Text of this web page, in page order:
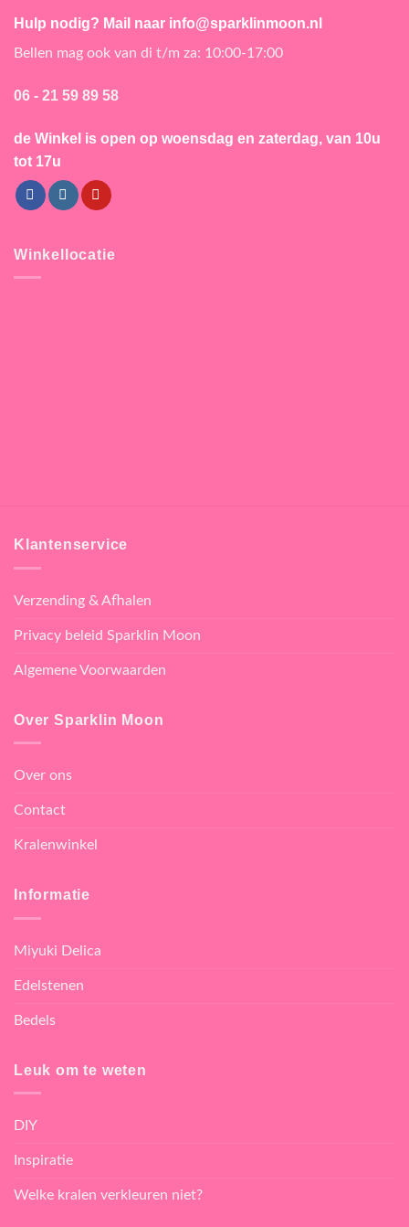
Hulp nodig? Mail naar info@sparklinmoon.nl
Bellen mag ook van di t/m za: 10:00-17:00
06 - 21 59 89 58
de Winkel is open op woensdag en zaterdag, van 10u
tot 17u
Winkellocatie
Klantenservice
Verzending & Afhalen
Privacy beleid Sparklin Moon
Algemene Voorwaarden
Over Sparklin Moon
Over ons
Contact
Kralenwinkel
Informatie
Miyuki Delica
Edelstenen
Bedels
Leuk om te weten
DIY
Inspiratie
Welke kralen verkleuren niet?